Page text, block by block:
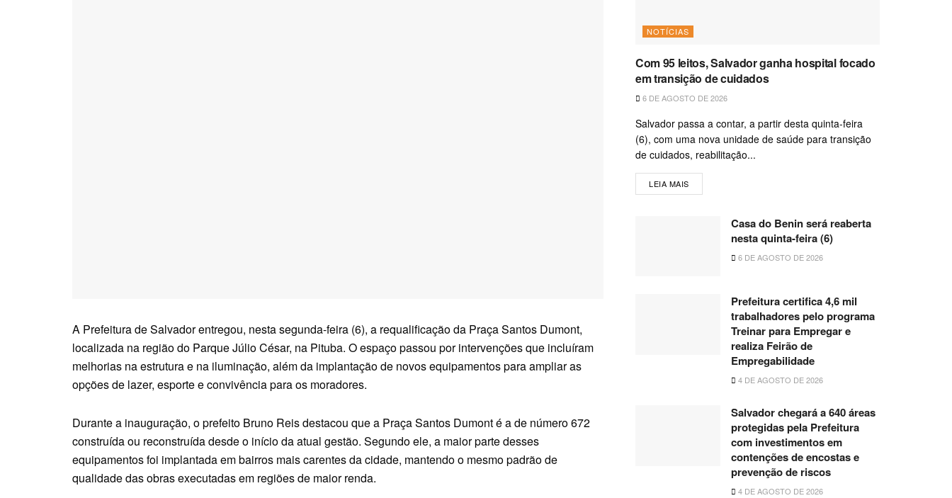
A Prefeitura de Salvador entregou, nesta segunda-feira (6), a requalificação da Praça Santos Dumont,
localizada na região do Parque Júlio César, na Pituba. O espaço passou por intervenções que incluíram
melhorias na estrutura e na iluminação, além da implantação de novos equipamentos para ampliar as
opções de lazer, esporte e convivência para os moradores.
Durante a inauguração, o prefeito Bruno Reis destacou que a Praça Santos Dumont é a de número 672
construída ou reconstruída desde o início da atual gestão. Segundo ele, a maior parte desses
equipamentos foi implantada em bairros mais carentes da cidade, mantendo o mesmo padrão de
qualidade das obras executadas em regiões de maior renda.
NOTÍCIAS
Com 95 leitos, Salvador ganha hospital focado
em transição de cuidados
6 DE AGOSTO DE 2026
Salvador passa a contar, a partir desta quinta-feira
(6), com uma nova unidade de saúde para transição
de cuidados, reabilitação...
LEIA MAIS
Casa do Benin será reaberta
nesta quinta-feira (6)
6 DE AGOSTO DE 2026
Prefeitura certifica 4,6 mil
trabalhadores pelo programa
Treinar para Empregar e
realiza Feirão de
Empregabilidade
4 DE AGOSTO DE 2026
Salvador chegará a 640 áreas
protegidas pela Prefeitura
com investimentos em
contenções de encostas e
prevenção de riscos
4 DE AGOSTO DE 2026